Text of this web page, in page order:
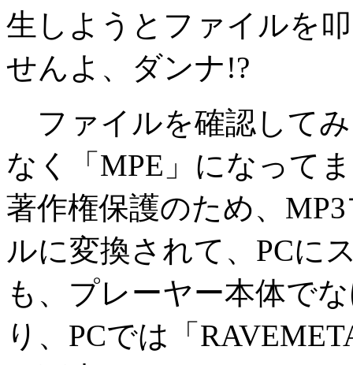
生しようとファイルを
せんよ、ダンナ!?
ファイルを確認して
なく「MPE」になって
著作権保護のため、
ルに変換されて、PCに
も、プレーヤー本体で
り、PCでは「